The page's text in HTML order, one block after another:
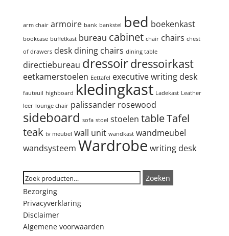
arm chair armoire bank bankstel bed boekenkast
bookcase buffetkast bureau cabinet chair chairs chest
of drawers desk dining chairs dining table
directiebureau dressoirdressoirkast
eetkamerstoelen Eettafel executive writing desk
fauteuil highboard kledingkast Ladekast Leather
leer lounge chair palissander rosewood
sideboard sofa stoel stoelen tableTafel
teak tv meubel wall unit wandkast wandmeubel
wandsysteem Wardrobe writing desk
Zoeken
naar:
Zoeken
Bezorging
Privacyverklaring
Disclaimer
Algemene voorwaarden